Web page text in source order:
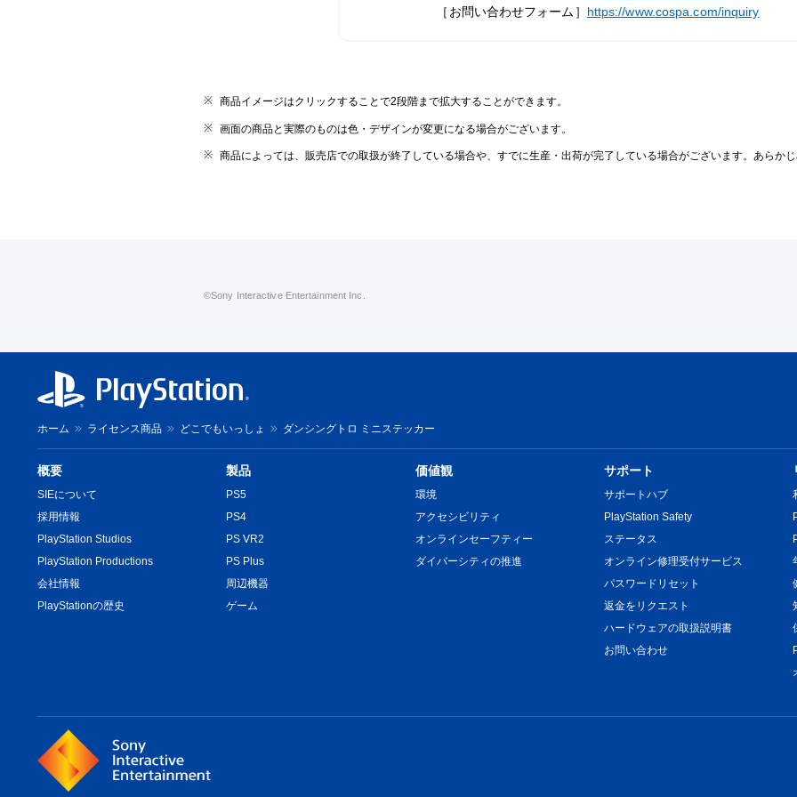
［お問い合わせフォーム］ https://www.cospa.com/inquiry
商品イメージはクリックすることで2段階まで拡大することができます。
画面の商品と実際のものは色・デザインが変更になる場合がございます。
商品によっては、販売店での取扱が終了している場合や、すでに生産・出荷が完了している場合がございます。あらかじ
©Sony Interactive Entertainment Inc.
ホーム ライセンス商品 どこでもいっしょ ダンシングトロ ミニステッカー
概要
SIEについて
採用情報
PlayStation Studios
PlayStation Productions
会社情報
PlayStationの歴史
製品
PS5
PS4
PS VR2
PS Plus
周辺機器
ゲーム
価値観
環境
アクセシビリティ
オンラインセーフティー
ダイバーシティの推進
サポート
サポートハブ
PlayStation Safety
ステータス
オンライン修理受付サービス
パスワードリセット
返金をリクエスト
ハードウェアの取扱説明書
お問い合わせ